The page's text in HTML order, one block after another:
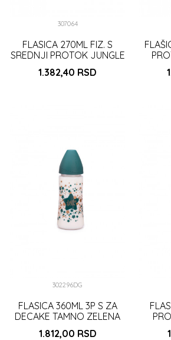
307064
FLASICA 270ML FIZ. S
SREDNJI PROTOK JUNGLE
1.382,40 RSD
302296DG
FLASICA 360ML 3P S ZA
DECAKE TAMNO ZELENA
(302296)
1.812,00 RSD